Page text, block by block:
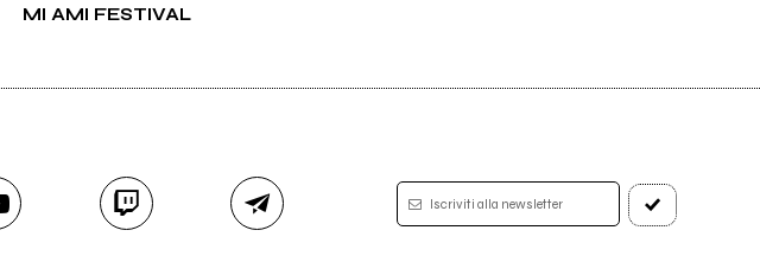
MI AMI FESTIVAL
Iscriviti alla newsletter